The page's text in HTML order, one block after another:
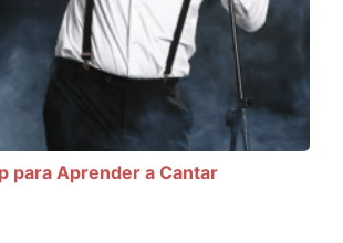
para Aprender a Cantar